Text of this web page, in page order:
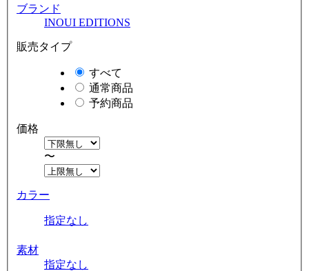
ブランド
INOUI EDITIONS
販売タイプ
すべて
通常商品
予約商品
価格
〜
カラー
指定なし
素材
指定なし